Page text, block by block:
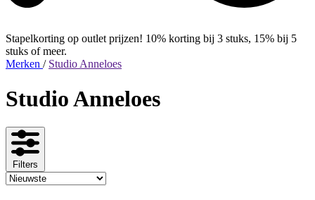
Stapelkorting op outlet prijzen! 10% korting bij 3 stuks, 15% bij 5
stuks of meer.
Merken / Studio Anneloes
Studio Anneloes
Filters